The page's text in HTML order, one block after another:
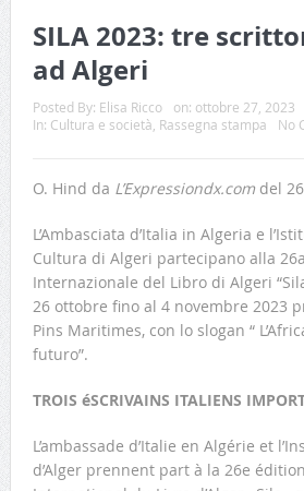
SILA 2023: tre
ad Algeri
Posted By: Elisa Ricco on: ottobre 27, 2023
In: Cultura e società, Rassegna stampa
No
O. Hind da L’Expressiondx.comdel
L’Ambasciata d’Italia in Algeria e
Cultura di Algeri partecipano alla
Internazionale del Libro di Algeri
26 ottobre fino al 4 novembre 2023
Pins Maritimes, con lo slogan “
futuro”.
TROIS éSCRIVAINS ITALIENS
L’ambassade d’Italie en Algérie et
d’Alger prennent part à la 26e